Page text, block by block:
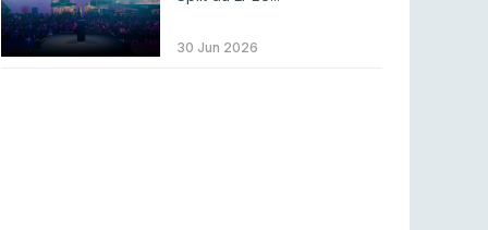
MOUZ surpreende Spirit para vencer BLAST
Bounty
30 Jun 2026